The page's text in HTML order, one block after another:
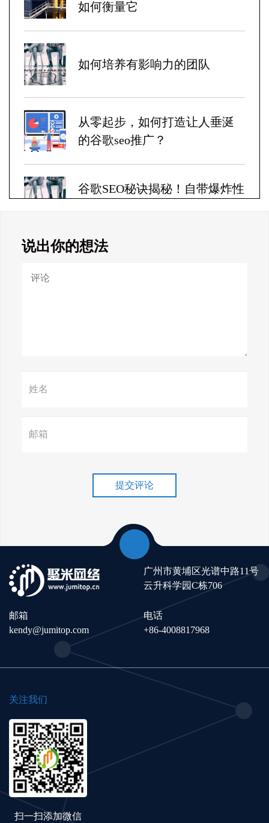
如何衡量它
如何培养有影响力的团队
从零起步，如何打造让人垂涎
的谷歌seo推广？
谷歌SEO秘诀揭秘！自带爆炸性
Google SEO终极秘籍，一夜跻
巧介绍！
说出你的想法
提交评论
广州市黄埔区光谱中路11号
云升科学园C栋706
邮箱
kendy@jumitop.com
电话
+86-4008817968
关注我们
扫一扫添加微信